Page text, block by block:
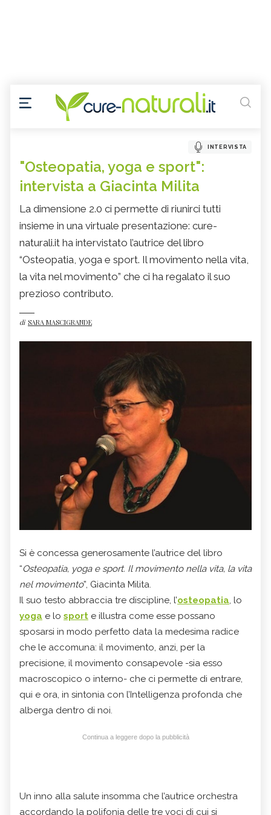
INTERVISTA
"Osteopatia, yoga e sport":
intervista a Giacinta Milita
La dimensione 2.0 ci permette di riunirci tutti
insieme in una virtuale presentazione: cure-
naturali.it ha intervistato l’autrice del libro
“Osteopatia, yoga e sport. Il movimento nella vita,
la vita nel movimento” che ci ha regalato il suo
prezioso contributo.
di SARA MASCIGRANDE
Si è concessa generosamente l’autrice del libro
“Osteopatia, yoga e sport. Il movimento nella vita, la vita
nel movimento”, Giacinta Milita.
Il suo testo abbraccia tre discipline, l’osteopatia, lo
yoga e lo sport e illustra come esse possano
sposarsi in modo perfetto data la medesima radice
che le accomuna: il movimento, anzi, per la
precisione, il movimento consapevole -sia esso
macroscopico o interno- che ci permette di entrare,
qui e ora, in sintonia con l’Intelligenza profonda che
alberga dentro di noi.
Continua a leggere dopo la pubblicità
Un inno alla salute insomma che l’autrice orchestra
accordando la polifonia delle tre voci di cui si